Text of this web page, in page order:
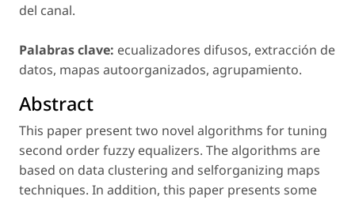
del canal.
Palabras clave: ecualizadores difusos, extracción de
datos, mapas autoorganizados, agrupamiento.
Abstract
This paper present two novel algorithms for tuning
second order fuzzy equalizers. The algorithms are
based on data clustering and selforganizing maps
techniques. In addition, this paper presents some